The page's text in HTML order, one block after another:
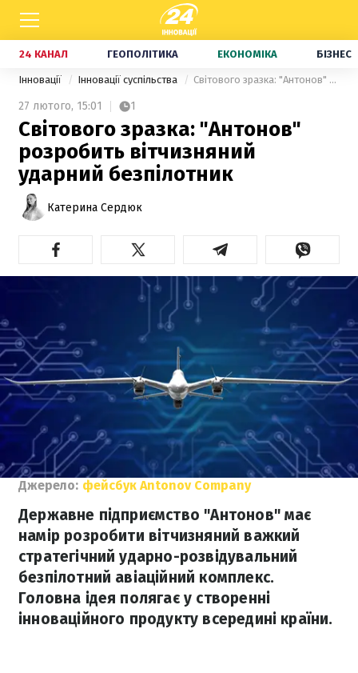
24 КАНАЛ ГЕОПОЛІТИКА ЕКОНОМІКА БІЗНЕС
Інновації Інновації суспільства Світового зразка: "Антонов" розробить вітчизняний ударний безпілотник
27 лютого, 15:01 1
Світового зразка: "Антонов"
розробить вітчизняний
ударний безпілотник
Катерина Сердюк
Джерело: фейсбук Antonov Company
Державне підприємство "Антонов" має
намір розробити вітчизняний важкий
стратегічний ударно-розвідувальний
безпілотний авіаційний комплекс.
Головна ідея полягає у створенні
інноваційного продукту всередині країни.